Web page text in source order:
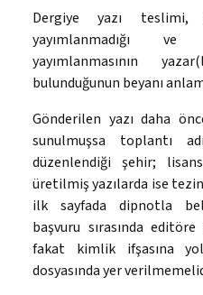
Dergiye yazı teslimi,
yayımlanmadığı
yayımlanmasının
bulunduğunun beyanı
Gönderilen yazı daha
sunulmuşsa toplantı
düzenlendiği şehir;
üretilmiş yazılarda ise
ilk sayfada dipnotla
başvuru sırasında
fakat kimlik ifşasına
dosyasında yer